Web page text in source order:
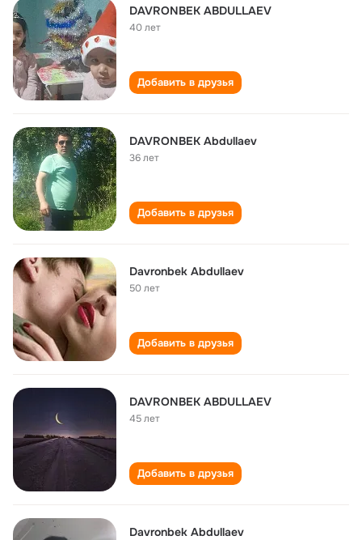
DAVRONBEK ABDULLAEV
40 лет
Добавить в друзья
DAVRONBEK Abdullaev
36 лет
Добавить в друзья
Davronbek Abdullaev
50 лет
Добавить в друзья
DAVRONBEK ABDULLAEV
45 лет
Добавить в друзья
Davronbek Abdullaev